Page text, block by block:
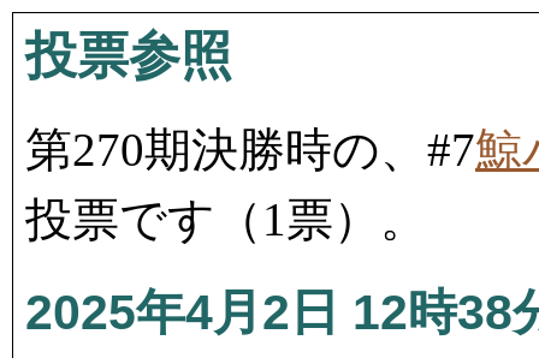
投票参照
第270期決勝時の、#7鯨
投票です（1票）。
2025年4月2日 12時38